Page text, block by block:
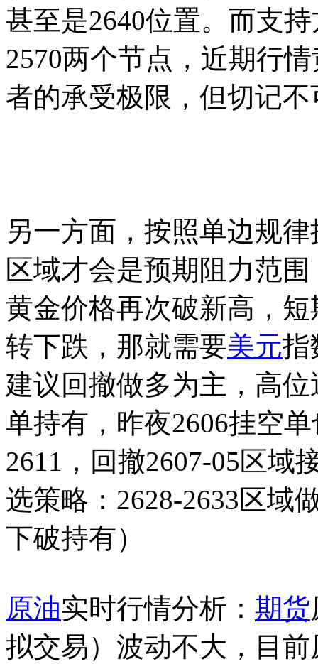
甚至是2640位置。而支
2570两个节点，近期行
者的承受极限，但切记
另一方面，按照单边规
区域才会是预期阻力范
黄金价格再次破新高，
转下跌，那就需要美元指
建议回撤做多为主，高
单持有，昨夜2606挂空
2611，回撤2607-05区域
选策略：2628-2633区域
下破持有）
原油实时行情分析： 期货
拟交易） 波动不大，目前